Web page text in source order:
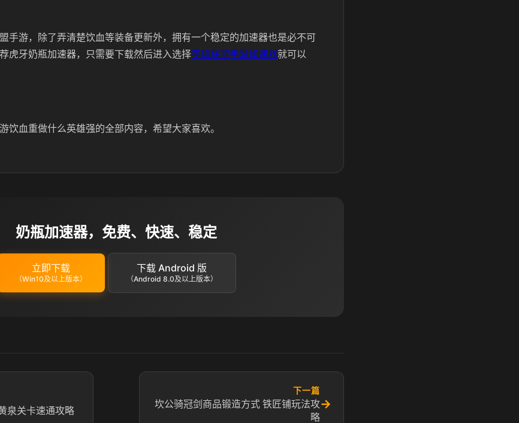
手游，除了弄清楚饮血等装备更新外，拥有一个稳定的加速器也是必不可
虎牙奶瓶加速器，只需要下载然后进入选择英雄联盟手游加速器就可以
饮血重做什么英雄强的全部内容，希望大家喜欢。
奶瓶加速器，免费、快速、稳定
立即下载
（Win10及以上版本）
下载 Android 版
（Android 8.0及以上版本）
泉关卡速通攻略
下一篇
坎公骑冠剑商品锻造方式 铁匠铺玩法攻
略
→